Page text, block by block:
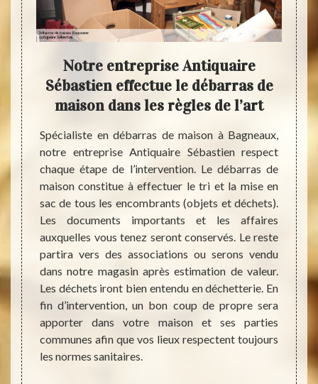
ou
vos
des
que
ne
être
ses
les
Notre entreprise Antiquaire
Sébastien effectue le débarras de
maison dans les règles de l’art
Spécialiste en débarras de maison à Bagneaux,
notre entreprise Antiquaire Sébastien respect
chaque étape de l’intervention. Le débarras de
maison constitue à effectuer le tri et la mise en
sac de tous les encombrants (objets et déchets).
Les documents importants et les affaires
auxquelles vous tenez seront conservés. Le reste
partira vers des associations ou serons vendu
dans notre magasin après estimation de valeur.
Les déchets iront bien entendu en déchetterie. En
fin d’intervention, un bon coup de propre sera
apporter dans votre maison et ses parties
communes afin que vos lieux respectent toujours
les normes sanitaires.
Une
être
de
du
en